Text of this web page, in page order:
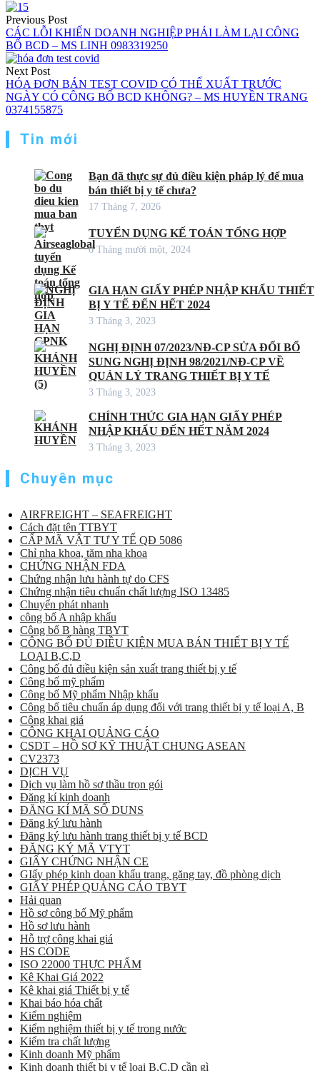
Điều
hướng
bài
viết
Previous Post
CÁC LỖI KHIẾN DOANH NGHIỆP PHẢI LÀM LẠI CÔNG
BỐ BCD – MS LINH 0983319250
Next Post
HÓA ĐƠN BÁN TEST COVID CÓ THỂ XUẤT TRƯỚC
NGÀY CÓ CÔNG BỐ BCD KHÔNG? – MS HUYỀN TRANG
0374155875
Tin mới
Bạn đã thực sự đủ điều kiện pháp lý để mua
bán thiết bị y tế chưa?
17 Tháng 7, 2026
TUYỂN DỤNG KẾ TOÁN TỔNG HỢP
6 Tháng mười một, 2024
GIA HẠN GIẤY PHÉP NHẬP KHẨU THIẾT
BỊ Y TẾ ĐẾN HẾT 2024
3 Tháng 3, 2023
NGHỊ ĐỊNH 07/2023/NĐ-CP SỬA ĐỔI BỔ
SUNG NGHỊ ĐỊNH 98/2021/NĐ-CP VỀ
QUẢN LÝ TRANG THIẾT BỊ Y TẾ
3 Tháng 3, 2023
CHÍNH THỨC GIA HẠN GIẤY PHÉP
NHẬP KHẨU ĐẾN HẾT NĂM 2024
3 Tháng 3, 2023
Chuyên mục
AIRFREIGHT – SEAFREIGHT
Cách đặt tên TTBYT
CẤP MÃ VẬT TƯ Y TẾ QĐ 5086
Chỉ nha khoa, tăm nha khoa
CHỨNG NHẬN FDA
Chứng nhận lưu hành tự do CFS
Chứng nhận tiêu chuẩn chất lượng ISO 13485
Chuyển phát nhanh
công bố A nhập khẩu
Công bố B hàng TBYT
CÔNG BỐ ĐỦ ĐIỀU KIỆN MUA BÁN THIẾT BỊ Y TẾ
LOẠI B,C,D
Công bố đủ điều kiện sản xuất trang thiết bị y tế
Công bố mỹ phẩm
Công bố Mỹ phẩm Nhập khẩu
Công bố tiêu chuẩn áp dụng đối với trang thiết bị y tế loại A, B
Công khai giá
CÔNG KHAI QUẢNG CÁO
CSDT – HỒ SƠ KỸ THUẬT CHUNG ASEAN
CV2373
DỊCH VỤ
Dịch vụ làm hồ sơ thầu trọn gói
Đăng kí kinh doanh
ĐĂNG KÍ MÃ SỐ DUNS
Đăng ký lưu hành
Đăng ký lưu hành trang thiết bị y tế BCD
ĐĂNG KÝ MÃ VTYT
GIẤY CHỨNG NHẬN CE
GIấy phép kinh doan khẩu trang, găng tay, đồ phòng dịch
GIẤY PHÉP QUẢNG CÁO TBYT
Hải quan
Hồ sơ công bố Mỹ phẩm
Hồ sơ lưu hành
Hỗ trợ công khai giá
HS CODE
ISO 22000 THỰC PHẨM
Kê Khai Giá 2022
Kê khai giá Thiết bị y tế
Khai báo hóa chất
Kiểm nghiệm
Kiểm nghiệm thiết bị y tế trong nước
Kiểm tra chất lượng
Kinh doanh Mỹ phẩm
Kinh doanh thiết bị y tế loại B,C,D cần gì